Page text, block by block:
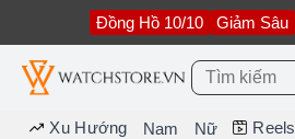
nội
dung
Đồng Hồ 10/10 Giảm Sâu
Tìm
kiếm:
Xu Hướng Nam Nữ Reels